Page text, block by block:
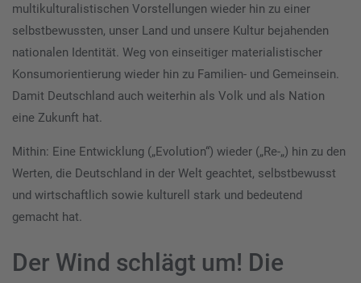
multikulturalistischen Vorstellungen wieder hin zu einer
selbstbewussten, unser Land und unsere Kultur bejahenden
nationalen Identität. Weg von einseitiger materialistischer
Konsumorientierung wieder hin zu Familien- und Gemeinsein.
Damit Deutschland auch weiterhin als Volk und als Nation
eine Zukunft hat.
Mithin: Eine Entwicklung („Evolution“) wieder („Re-„) hin zu den
Werten, die Deutschland in der Welt geachtet, selbstbewusst
und wirtschaftlich sowie kulturell stark und bedeutend
gemacht hat.
Der Wind schlägt um! Die